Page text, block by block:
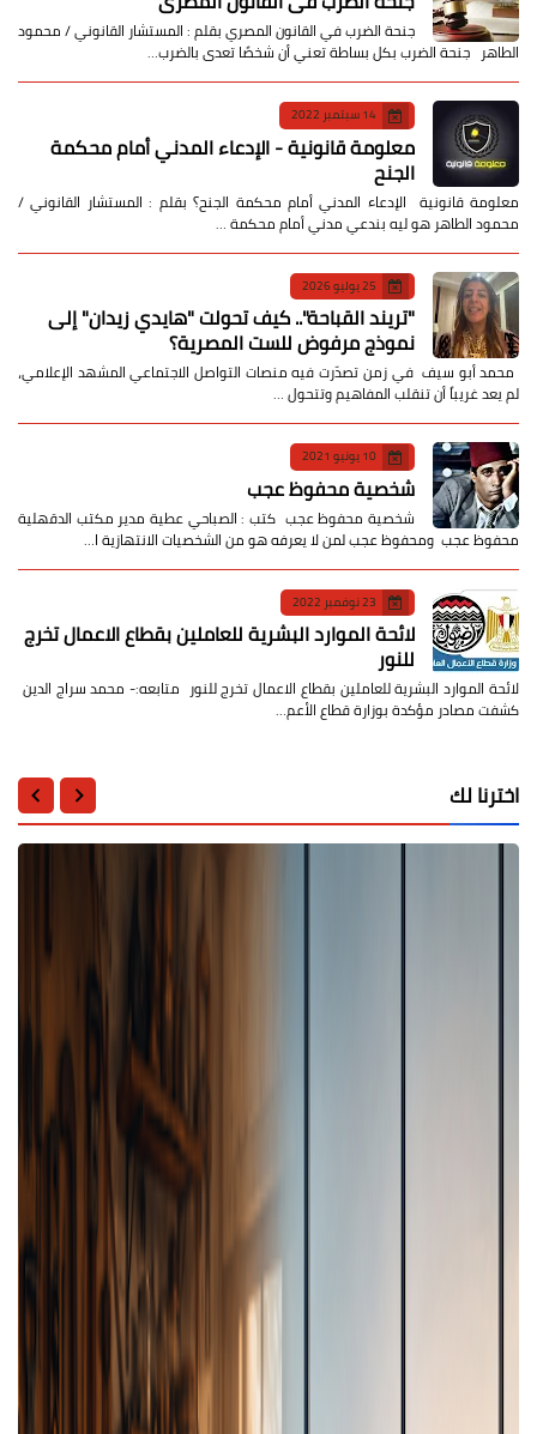
جنحة الضرب في القانون المصري بقلم : المستشار القانوني / محمود
الطاهر جنحة الضرب بكل بساطة تعني أن شخصًا تعدى بالضرب…
14 سبتمبر 2022
معلومة قانونية - الإدعاء المدني أمام محكمة
الجنح
معلومة قانونية الإدعاء المدني أمام محكمة الجنح؟ بقلم : المستشار القانوني /
محمود الطاهر هو ليه بندعي مدني أمام محكمة …
25 يوليو 2026
​"تريند القباحة".. كيف تحولت "هايدي زيدان" إلى
نموذج مرفوض للست المصرية؟
​ محمد أبو سيف ​في زمن تصدّرت فيه منصات التواصل الاجتماعي المشهد الإعلامي،
لم يعد غريباً أن تنقلب المفاهيم وتتحول …
10 يونيو 2021
شخصية محفوظ عجب
شخصية محفوظ عجب كتب : الصباحي عطية مدير مكتب الدقهلية
محفوظ عجب ومحفوظ عجب لمن لا يعرفه هو من الشخصيات الانتهازية ا…
23 نوفمبر 2022
لائحة الموارد البشرية للعاملين بقطاع الاعمال تخرج
للنور
لائحة الموارد البشرية للعاملين بقطاع الاعمال تخرج للنور متابعه:- محمد سراج الدين
كشفت مصادر مؤكدة بوزارة قطاع الأعم…
اخترنا لك